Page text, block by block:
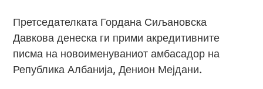
Претседателката Гордана Сиљановска
Давкова денеска ги прими акредитивните
писма на новоименуваниот амбасадор на
Република Албанија, Денион Мејдани.